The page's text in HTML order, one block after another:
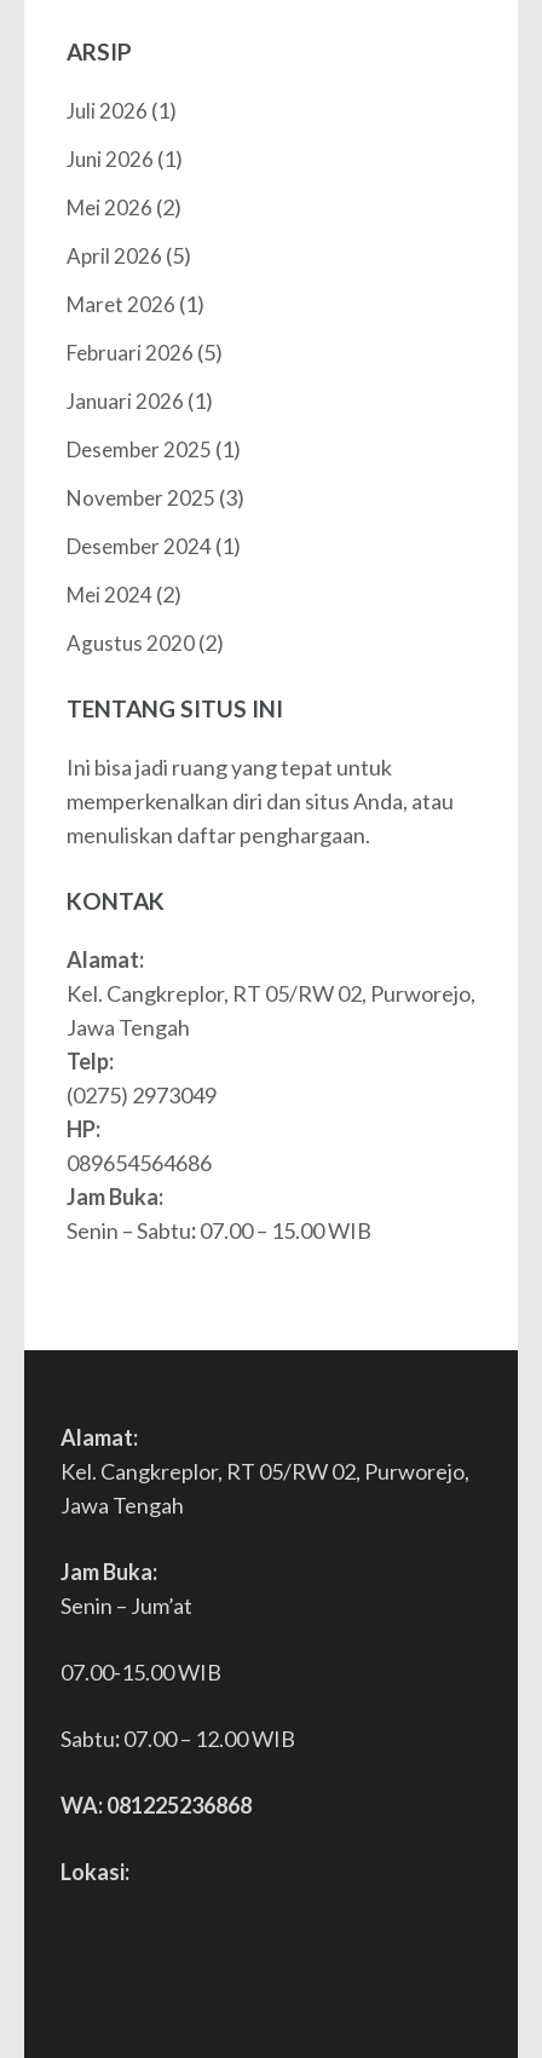
ARSIP
Juli 2026 (1)
Juni 2026 (1)
Mei 2026 (2)
April 2026 (5)
Maret 2026 (1)
Februari 2026 (5)
Januari 2026 (1)
Desember 2025 (1)
November 2025 (3)
Desember 2024(1)
Mei 2024(2)
Agustus 2020(2)
TENTANG SITUS INI
Ini bisa jadi ruang yang tepat untuk
memperkenalkan diri dan situs Anda, atau
menuliskan daftar penghargaan.
KONTAK
Alamat:
Kel. Cangkreplor, RT 05/RW 02, Purworejo,
Jawa Tengah
Telp:
(0275) 2973049
HP:
089654564686
Jam Buka:
Senin – Sabtu:07.00 – 15.00 WIB
Alamat:
Kel. Cangkreplor, RT 05/RW 02, Purworejo,
Jawa Tengah
Jam Buka:
Senin – Jum’at
07.00-15.00 WIB
Sabtu:07.00 – 12.00 WIB
WA: 081225236868
Lokasi: